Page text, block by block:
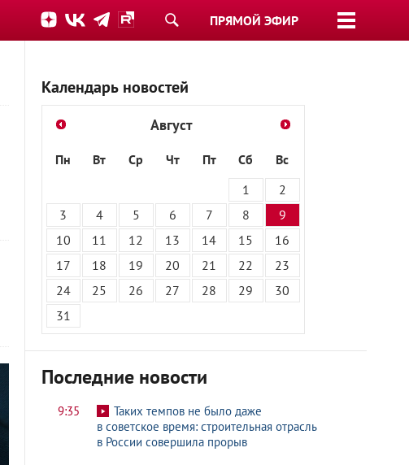
ПРЯМОЙ ЭФИР
Календарь новостей
Август
Пн Вт Ср Чт Пт Сб
Вс
1
2
3
4 5 6 7 8
9
10
11 12 13 14 15
16
17
18 19 20 21 22
23
24
25 26 27 28 29
30
31
Последние новости
9:35
Таких темпов не было даже
в советское время: строительная отрасль
в России совершила прорыв